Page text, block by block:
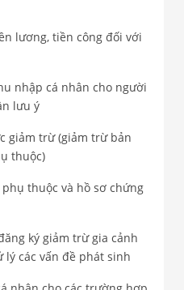
lương, tiền công đối với
nhập cá nhân cho người
lưu ý
giảm trừ (giảm trừ bản
thuộc)
thuộc và hồ sơ chứng
ký giảm trừ gia cảnh
các vấn đề phát sinh